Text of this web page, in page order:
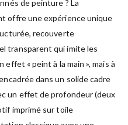
de peinture ? La
offre une expérience unique
recouverte
transparent qui imite les
« peint à la main », mais à
dans un solide cadre
un effet de profondeur (deux
imprimé sur toile